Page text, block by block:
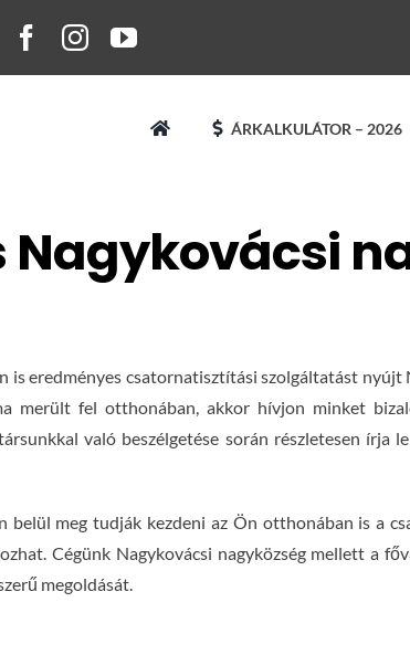
ÁRKALKULÁTOR – 2026
is eredményes csatornatisztítási szolgáltatást nyújt
merült fel otthonában, akkor hívjon minket
való beszélgetése során részletesen írja
meg tudják kezdeni az Ön otthonában is a
Cégünk Nagykovácsi nagyközség mellett a
megoldását.